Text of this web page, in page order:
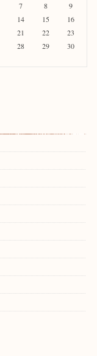
7 8
9
14 15
16
21 22
23
28 29
30